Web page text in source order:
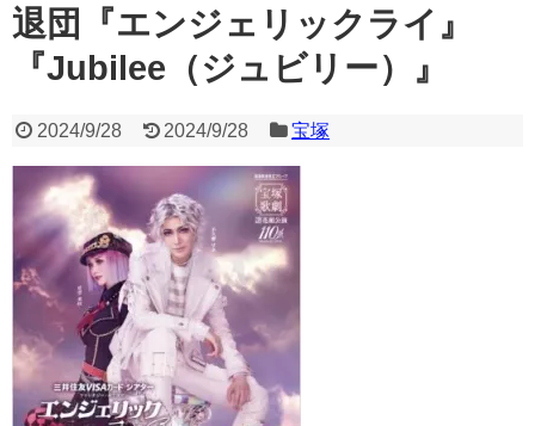
退団『エンジェリックライ』
『Jubilee（ジュビリー）』
2024/9/28 2024/9/28 宝塚